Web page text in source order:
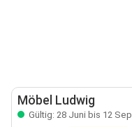
Möbel Ludwig
Gültig: 28 Juni bis 12 Sep.